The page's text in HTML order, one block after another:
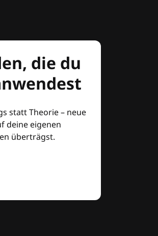
die du
statt Theorie – neue
deine eigenen
überträgst.